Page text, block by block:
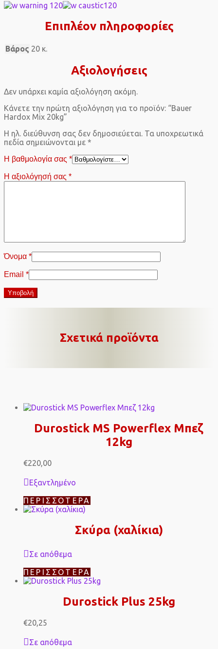
Επιπλέον πληροφορίες
Βάρος 20 κ.
Αξιολογήσεις
Δεν υπάρχει καμία αξιολόγηση ακόμη.
Κάνετε την πρώτη αξιολόγηση για το προϊόν: “Bauer
Hardox Mix 20kg”
Η ηλ. διεύθυνση σας δεν δημοσιεύεται. Τα υποχρεωτικά
πεδία σημειώνονται με *
Η βαθμολογία σας *
Η αξιολόγησή σας *
Όνομα *
Email *
Σχετικά προϊόντα
Durostick MS Powerflex Μπεζ
12kg
€220,00
Εξαντλημένο
ΠΕΡΙΣΣΌΤΕΡΑ
Σκύρα (χαλίκια)
Σε απόθεμα
ΠΕΡΙΣΣΌΤΕΡΑ
Durostick Plus 25kg
€20,25
Σε απόθεμα